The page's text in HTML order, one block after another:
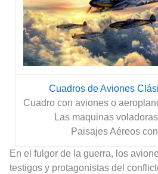
Cuadros de Aviones
Cuadro con aviones o
Las maquinas
Paisajes Aéreos
En el fulgor de la guerra, los
testigos y protagonistas del